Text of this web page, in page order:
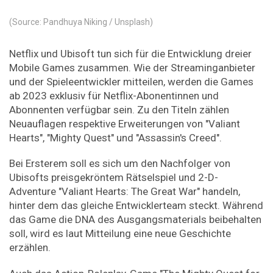
(Source: Pandhuya Niking / Unsplash)
Netflix und Ubisoft tun sich für die Entwicklung dreier
Mobile Games zusammen. Wie der Streaminganbieter
und der Spieleentwickler mitteilen, werden die Games
ab 2023 exklusiv für Netflix-Abonentinnen und
Abonnenten verfügbar sein. Zu den Titeln zählen
Neuauflagen respektive Erweiterungen von "Valiant
Hearts", "Mighty Quest" und "Assassin's Creed".
Bei Ersterem soll es sich um den Nachfolger von
Ubisofts preisgekröntem Rätselspiel und 2-D-
Adventure "Valiant Hearts: The Great War" handeln,
hinter dem das gleiche Entwicklerteam steckt. Während
das Game die DNA des Ausgangsmaterials beibehalten
soll, wird es laut Mitteilung eine neue Geschichte
erzählen.